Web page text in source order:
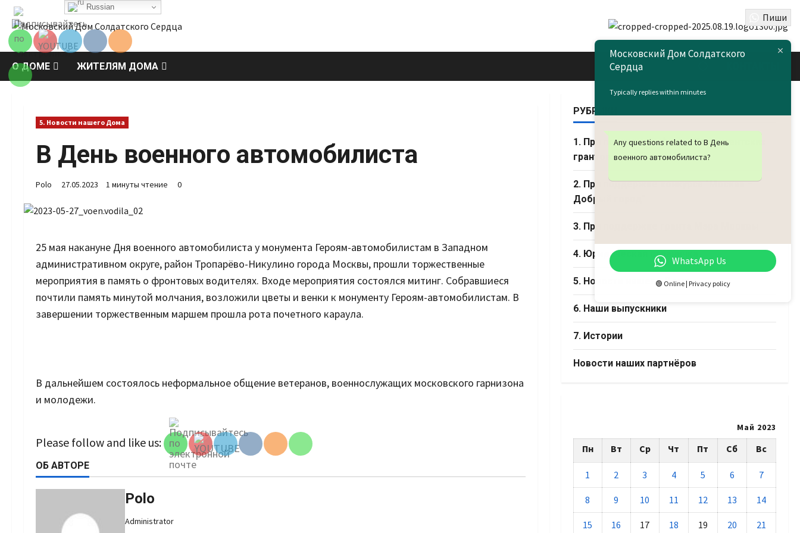
Перейти
содержимому
О ДОМЕ ЖИТЕЛЯМ ДОМА
5. Новости нашего Дома
В День военного автомобилиста
Polo 27.05.2023 1 минуты чтение 0
25 мая накануне Дня военного автомобилиста у монумента Героям-автомобилистам в Западном
административном округе, район Тропарёво-Никулино города Москвы, прошли торжественные
мероприятия в память о фронтовых водителях. Входе мероприятия состоялся митинг. Собравшиеся
почтили память минутой молчания, возложили цветы и венки к монументу Героям-автомобилистам. В
завершении торжественным маршем прошла рота почетного караула.
В дальнейшем состоялось неформальное общение ветеранов, военнослужащих московского гарнизона
и молодежи.
Please follow and like us:
Set Youtube
Channel ID
ОБ АВТОРЕ
Polo
Administrator
РУБРИКИ
1. При поддержке Фонда Президентских
грантов
2. При поддержке конкурса "Москва –
Добрый город"
3. При поддержке гранта Мэра Москвы
4. Юридическая страничка
5. Новости нашего Дома
6. Наши выпускники
7. Истории
Новости наших партнёров
Май 2023
Пн Вт Ср Чт Пт Сб Вс
1 2 3 4 5 6 7
8 9 10 11 12 13 14
15 16 17 18 19 20 21
Russian
Set Youtube
Channel ID
Set Youtube
Channel ID
Московский Дом Солдатского
Сердца
Typically replies within minutes
Any questions related to В День
военного автомобилиста?
WhatsApp Us
🟢 Online | Privacy policy
Пиши